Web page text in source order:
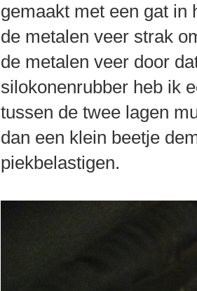
gemaakt met een gat in
de metalen veer strak
de metalen veer door
silokonenrubber heb ik
tussen de twee lagen
dan een klein beetje
piekbelastigen.